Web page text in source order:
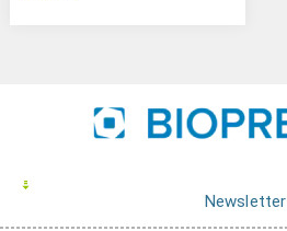
Newsletter